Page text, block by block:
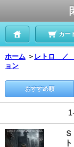
カー
ホーム ＞ レトロ ／
ョン
おすすめ順